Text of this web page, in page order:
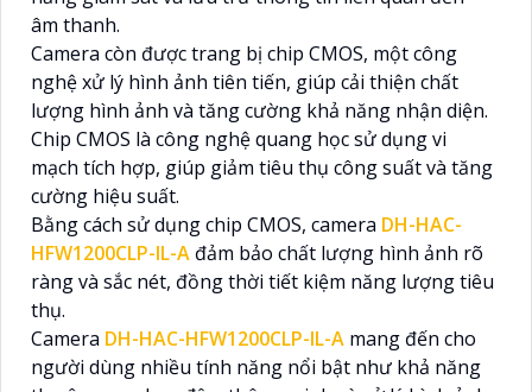
âm thanh.
Camera còn được trang bị chip CMOS, một công
nghệ xử lý hình ảnh tiên tiến, giúp cải thiện chất
lượng hình ảnh và tăng cường khả năng nhận diện.
Chip CMOS là công nghệ quang học sử dụng vi
mạch tích hợp, giúp giảm tiêu thụ công suất và tăng
cường hiệu suất.
Bằng cách sử dụng chip CMOS, camera DH-HAC-
HFW1200CLP-IL-A đảm bảo chất lượng hình ảnh rõ
ràng và sắc nét, đồng thời tiết kiệm năng lượng tiêu
thụ.
Camera DH-HAC-HFW1200CLP-IL-A mang đến cho
người dùng nhiều tính năng nổi bật như khả năng